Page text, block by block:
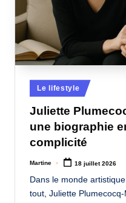
Posted
in
Le lifestyle
Juliette
une biographie
complicité
Posted
Martine 18 juillet 2026
Dans le monde
tout, Juliette